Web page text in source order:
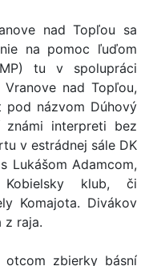
nad Topľou sa
na pomoc ľuďom
tu v spolupráci
nad Topľou,
pod názvom Dúhový
známi interpreti bez
v estrádnej sále DK
Lukášom Adamcom,
Kobielsky klub, či
Komajota. Divákov
z raja.
otcom zbierky básní